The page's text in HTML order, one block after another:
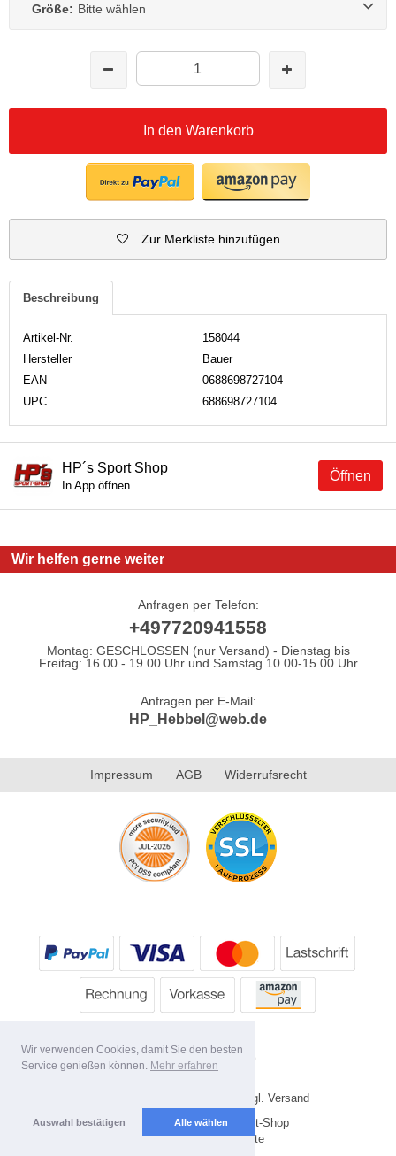
Wir verwenden Cookies, damit Sie den besten
Service genießen können. Mehr erfahren
Auswahl bestätigen Alle wählen
Größe: Bitte wählen
In den Warenkorb
Zur Merkliste hinzufügen
Beschreibung
Artikel-Nr.
158044
Hersteller
Bauer
EAN
0688698727104
UPC
688698727104
Öffnen
HP´s Sport Shop
In App öffnen
Wir helfen gerne weiter
Anfragen per Telefon:
+497720941558
Montag: GESCHLOSSEN (nur Versand) - Dienstag bis
Freitag: 16.00 - 19.00 Uhr und Samstag 10.00-15.00 Uhr
Anfragen per E-Mail:
HP_Hebbel@web.de
Impressum AGB Widerrufsrecht
* Alle Preise inkl. MwSt. evtl. zzgl. Versand
Copyright 2026 by HP's Sport-Shop
Mobile Shop by Shopgate